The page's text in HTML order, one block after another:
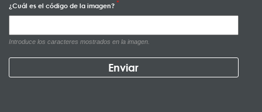
¿Cuál es el código de la imagen?
Introduce los caracteres mostrados en la imagen.